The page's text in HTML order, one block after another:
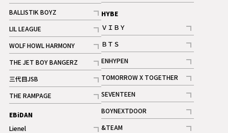
記事
BALLISTIK BOYZ
記事
LIL LEAGUE
記事
WOLF HOWL HARMONY
記事
THE JET BOY BANGERZ
記事
三代目JSB
記事
THE RAMPAGE
記事
ギャラリー
EBiDAN
Lienel
記事
HYBE
ＶＩＢＹ
記事
ＢＴＳ
記事
ENHYPEN
記事
TOMORROW X TOGETHER
記事
ギャラリー
SEVENTEEN
記事
BOYNEXTDOOR
記事
&TEAM